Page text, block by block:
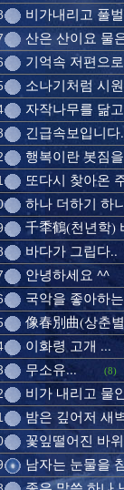
비가내리고 풀
산은 산이요 물
기억속 저편으
소나기처럼 시
자작나무를 닮
긴급속보입니다
행복이란 봇짐
또다시 찾아온
하나 더하기 하
千秊鶴(천년학)
바다가 그립다..
안녕하세요 ^^
국악을 좋아하
像春別曲(상춘
이화령 고개 ...
무소유... (8)
비가 내리고 물
밤은 깊어저 새
꽃잎떨어진 바
남자는 눈물을